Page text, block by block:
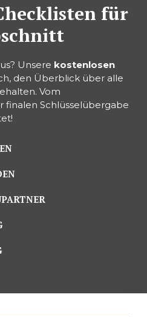
für
Unsere kostenlosen
den Überblick über alle
Vom
finalen Schlüsselübergabe